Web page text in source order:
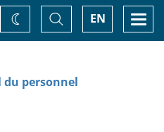
EN
Basculer
la
recherche
Changez
de
personnel